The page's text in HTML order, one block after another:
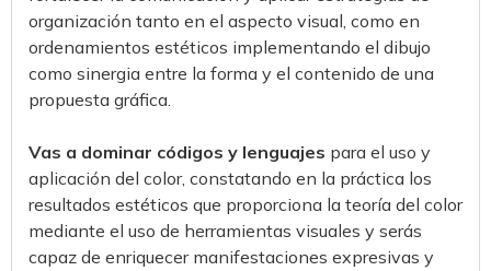
organización tanto en el aspecto visual, como en
ordenamientos estéticos implementando el dibujo
como sinergia entre la forma y el contenido de una
propuesta gráfica.
Vas a dominar códigos y lenguajes para el uso y
aplicación del color, constatando en la práctica los
resultados estéticos que proporciona la teoría del color
mediante el uso de herramientas visuales y serás
capaz de enriquecer manifestaciones expresivas y